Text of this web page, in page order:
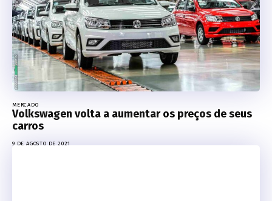
MERCADO
Volkswagen volta a aumentar os preços de seus
carros
9 DE AGOSTO DE 2021